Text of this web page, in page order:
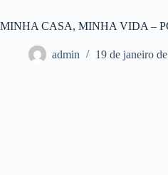
MINHA CASA, MINHA VIDA –
admin 19 de janeiro